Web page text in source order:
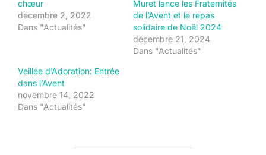
chœur
décembre 2, 2022
Dans "Actualités"
Muret lance les Fraternités
de l’Avent et le repas
solidaire de Noël 2024
décembre 21, 2024
Dans "Actualités"
Veillée d’Adoration: Entrée
dans l’Avent
novembre 14, 2022
Dans "Actualités"